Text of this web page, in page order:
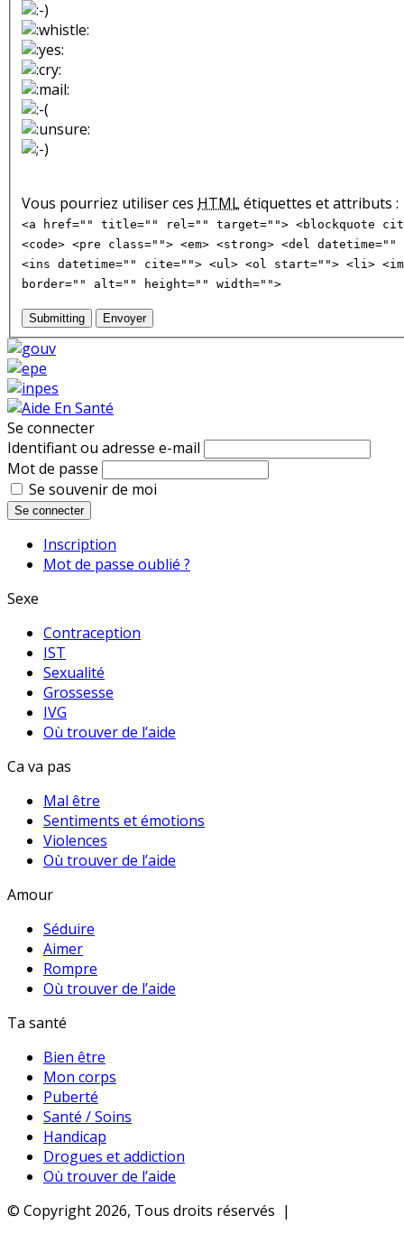
Vous pourriez utiliser ces HTMLétiquettes et attributs :
<a href="" title="" rel="" target=""> <blockquote
<code> <pre class=""> <em> <strong> <del
<ins datetime="" cite=""> <ul> <ol start=""> <li>
border="" alt="" height="" width="">
Submitting Envoyer
Se connecter
Identifiant ou adresse e-mail
Mot de passe
Se souvenir de moi
Se connecter
Inscription
Mot de passe oublié ?
Sexe
Contraception
IST
Sexualité
Grossesse
IVG
Où trouver de l’aide
Ca va pas
Mal être
Sentiments et émotions
Violences
Où trouver de l’aide
Amour
Séduire
Aimer
Rompre
Où trouver de l’aide
Ta santé
Bien être
Mon corps
Puberté
Santé / Soins
Handicap
Drogues et addiction
Où trouver de l’aide
© Copyright 2026, Tous droits réservés |